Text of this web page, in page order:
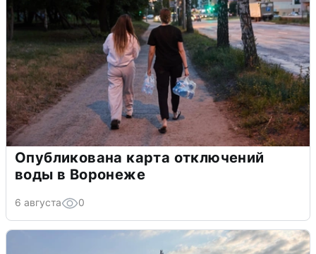
Опубликована карта отключений
воды в Воронеже
6 августа 0